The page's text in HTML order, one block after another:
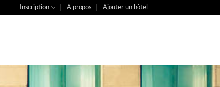
Inscription A propos Ajouter un hôtel